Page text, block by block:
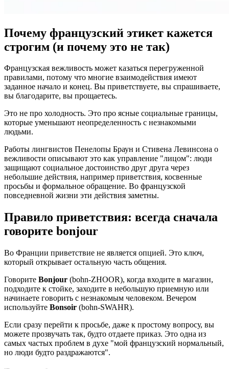
Почему французский этикет кажется
строгим (и почему это не так)
Французская вежливость может казаться перегруженной
правилами, потому что многие взаимодействия имеют
заданное начало и конец. Вы приветствуете, вы спрашиваете,
вы благодарите, вы прощаетесь.
Это не про холодность. Это про ясные социальные границы,
которые уменьшают неопределенность с незнакомыми
людьми.
Работы лингвистов Пенелопы Браун и Стивена Левинсона о
вежливости описывают это как управление "лицом": люди
защищают социальное достоинство друг друга через
небольшие действия, например приветствия, косвенные
просьбы и формальное обращение. Во французской
повседневной жизни эти действия заметны.
Правило приветствия: всегда сначала
говорите bonjour
Во Франции приветствие не является опцией. Это ключ,
который открывает остальную часть общения.
Говорите Bonjour (bohn-ZHOOR), когда входите в магазин,
подходите к стойке, заходите в небольшую приемную или
начинаете говорить с незнакомым человеком. Вечером
используйте Bonsoir (bohn-SWAHR).
Если сразу перейти к просьбе, даже к простому вопросу, вы
можете прозвучать так, будто отдаете приказ. Это одна из
самых частых проблем в духе "мой французский нормальный,
но люди будто раздражаются".